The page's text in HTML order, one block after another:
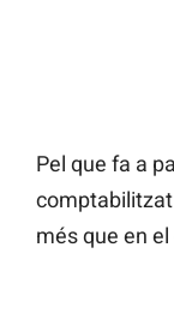
Pel que fa a
més que en